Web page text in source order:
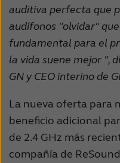
auditiva perfecta que
audífonos "olvidar"
fundamental para el
la vida suene mejor ",
GN y CEO interino de
La nueva oferta para
beneficio adicional
de 2.4 GHz más
compañía de